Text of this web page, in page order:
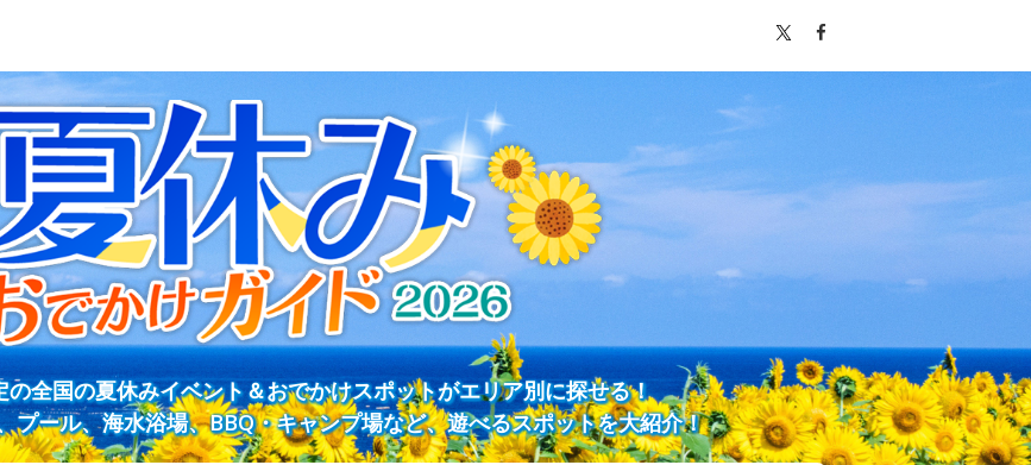
の全国の夏休みイベント＆おでかけスポットがエリア別に探せる！
プール、海水浴場、BBQ・キャンプ場など、遊べるスポットを大紹介！